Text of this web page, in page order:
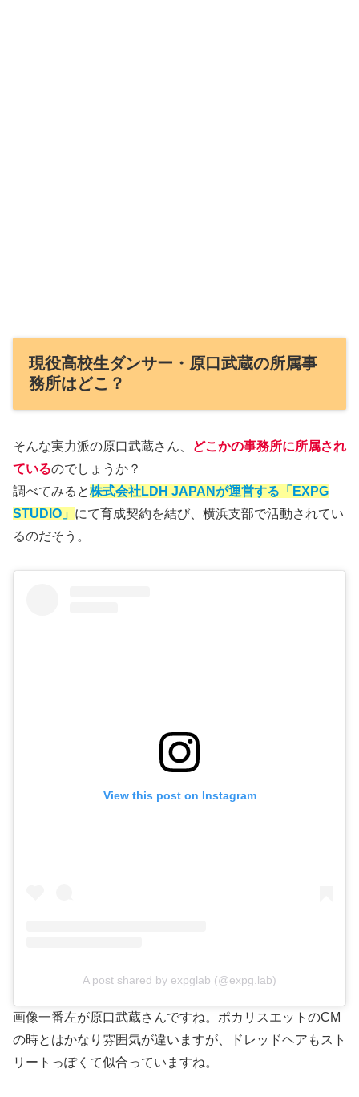
現役高校生ダンサー・原口武蔵の所属事
務所はどこ？
そんな実力派の原口武蔵さん、
どこかの事務所に所属され
ているのでしょうか？
調べてみると株式会社LDH JAPANが運営する「EXPG
STUDIO」 にて育成契約を結び、横浜支部で活動されてい
るのだそう。
View this post on Instagram
A post shared by expglab (@expg.lab)
画像一番左が原口武蔵さんですね。ポカリスエットのCM
の時とはかなり雰囲気が違いますが、ドレッドヘアもスト
リートっぽくて似合っていますね。